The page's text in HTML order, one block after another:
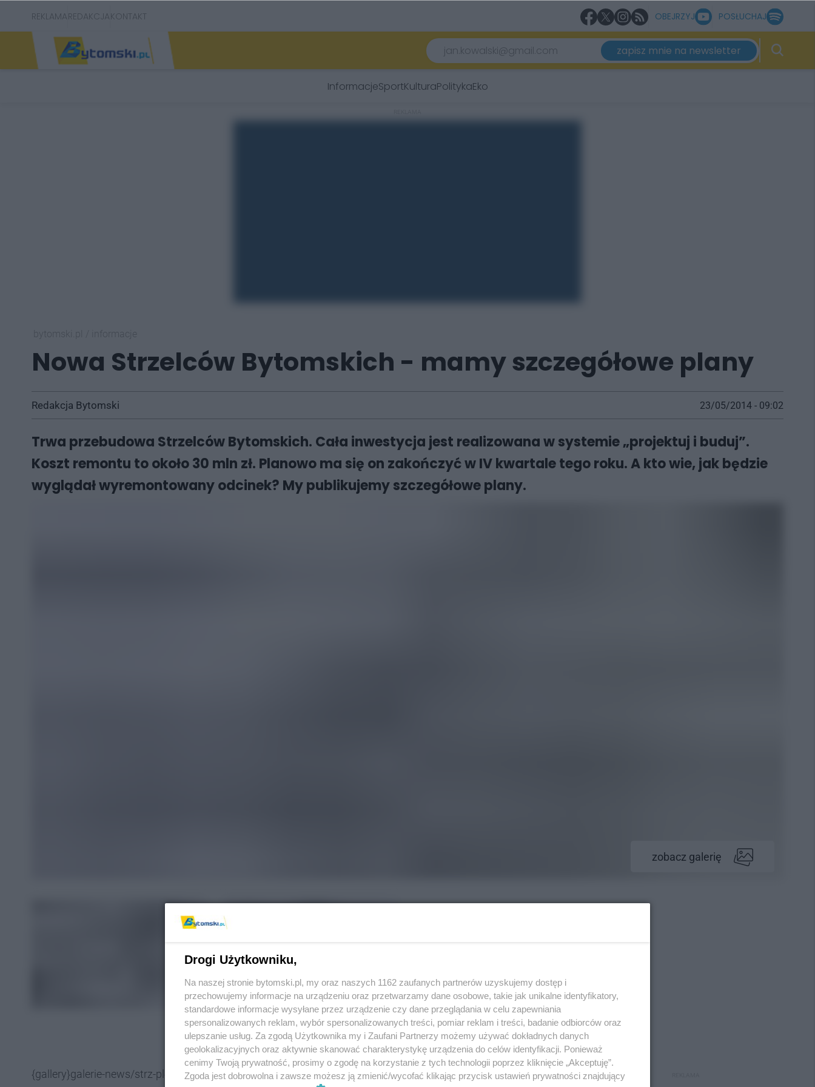
REKLAMAREDAKCJAKONTAKT OBEJRZYJ POSŁUCHAJ
zapisz mnie na newsletter
InformacjeSportKulturaPolitykaEko
Nowa Strzelców Bytomskich - mamy szczegółowe plany
Redakcja Bytomski 23/05/2014 - 09:02
Trwa przebudowa Strzelców Bytomskich. Cała inwestycja jest realizowana w systemie „projektuj i buduj”.
Koszt remontu to około 30 mln zł. Planowo ma się on zakończyć w IV kwartale tego roku. A kto wie, jak będzie
wyglądał wyremontowany odcinek? My publikujemy szczegółowe plany.
zobacz galerię
REKLAMA
{gallery}galerie-news/strz-pl{/gallery}
Drogi Użytkowniku,
Na naszej stronie bytomski.pl, my oraz naszych 1162 zaufanych partnerów uzyskujemy dostęp i
przechowujemy informacje na urządzeniu oraz przetwarzamy dane osobowe, takie jak unikalne identyfikatory,
standardowe informacje wysyłane przez urządzenie czy dane przeglądania w celu zapewniania
spersonalizowanych reklam, wybór spersonalizowanych treści, pomiar reklam i treści, badanie odbiorców oraz
ulepszanie usług. Za zgodą Użytkownika my i Zaufani Partnerzy możemy używać dokładnych danych
geolokalizacyjnych oraz aktywnie skanować charakterystykę urządzenia do celów identyfikacji. Ponieważ
cenimy Twoją prywatność, prosimy o zgodę na korzystanie z tych technologii poprzez kliknięcie „Akceptuję”.
Zgoda jest dobrowolna i zawsze możesz ją zmienić/wycofać klikając przycisk ustawień prywatności znajdujący